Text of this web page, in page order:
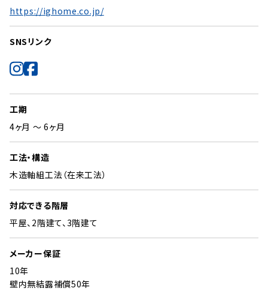
https://ighome.co.jp/
SNSリンク
工期
4ヶ月 ～ 6ヶ月
工法・構造
木造軸組工法（在来工法）
対応できる階層
平屋、2階建て、3階建て
メーカー保証
10年
壁内無結露補償50年